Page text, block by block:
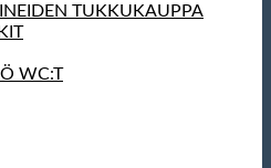
TUKKUKAUPPA
WC:T